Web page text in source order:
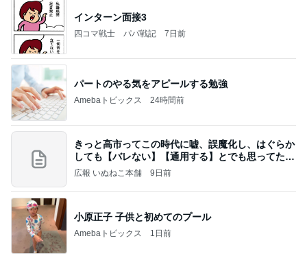
インターン面接3
四コマ戦士 パパ戦記 7日前
パートのやる気をアピールする勉強
Amebaトピックス 24時間前
きっと高市ってこの時代に嘘、誤魔化し、はぐらか
しても【バレない】【通用する】とでも思ってたん
だろ
広報 いぬねこ本舗 9日前
小原正子 子供と初めてのプール
Amebaトピックス 1日前